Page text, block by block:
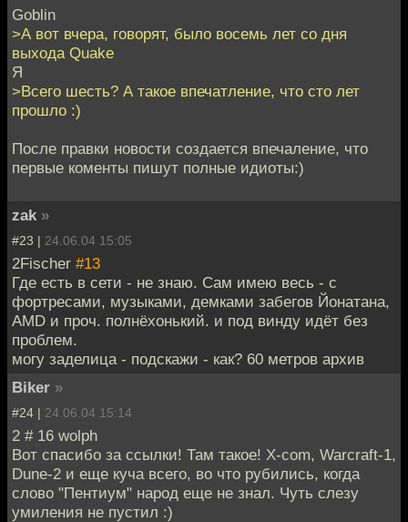
Goblin
>А вот вчера, говорят, было восемь лет со дня
выхода Quake
Я
>Всего шесть? А такое впечатление, что сто лет
прошло :)
После правки новости создается впечаление, что
первые коменты пишут полные идиоты:)
zak »
#23 | 24.06.04 15:05
2Fischer #13
Где есть в сети - не знаю. Сам имею весь - с
фортресами, музыками, демками забегов Йонатана,
AMD и проч. полнёхонький. и под винду идёт без
проблем.
могу заделица - подскажи - как? 60 метров архив
Biker »
#24 | 24.06.04 15:14
2 # 16 wolph
Вот спасибо за ссылки! Там такое! Х-com, Warcraft-1,
Dune-2 и еще куча всего, во что рубились, когда
слово "Пентиум" народ еще не знал. Чуть слезу
умиления не пустил :)